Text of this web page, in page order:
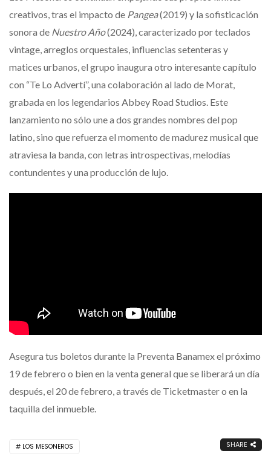
creativos, tras el impacto de Pangea(2019) y la sofisticación
sonora de Nuestro Año(2024), caracterizado por teclados
vintage, arreglos orquestales, influencias setenteras y
matices urbanos, el grupo inaugura otro interesante capítulo
con “Te Lo Advertí”, una colaboración al lado de Morat,
grabada en los legendarios Abbey Road Studios. Este
lanzamiento no sólo une a dos grandes nombres del pop
latino, sino que refuerza el momento de madurez musical que
atraviesa la banda, con letras introspectivas, melodías
contundentes y una producción de lujo.
Asegura tus boletos durante la Preventa Banamex el próximo
19 de febrero o bien en la venta general que se liberará un día
después, el 20 de febrero, a través de Ticketmaster o en la
taquilla del inmueble.
LOS MESONEROS SHARE